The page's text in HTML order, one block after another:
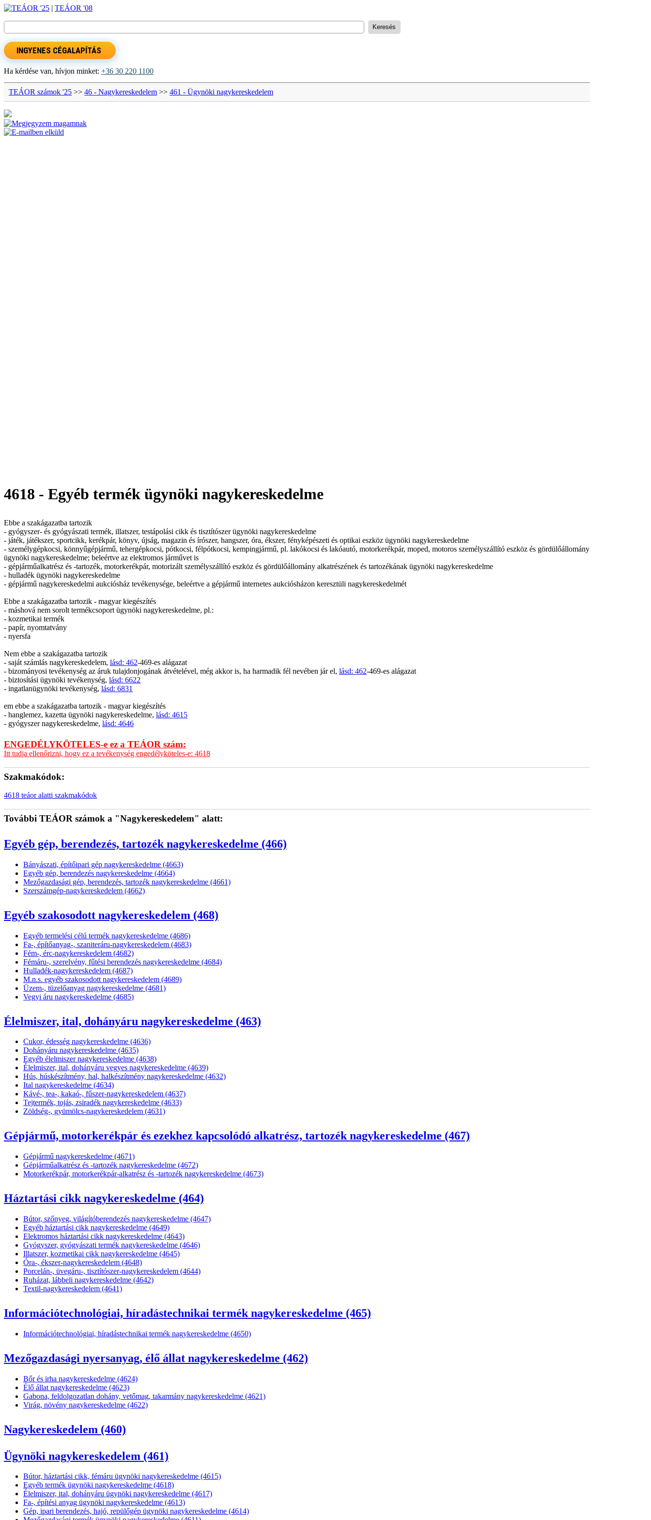
TEÁOR '25 | TEÁOR '08
INGYENES CÉGALAPÍTÁS
Ha kérdése van, hívjon minket: +36 30 220 1100
TEÁOR számok '25 >> 46 - Nagykereskedelem >> 461 - Ügynöki nagykereskedelem
4618 - Egyéb termék ügynöki nagykereskedelme
Ebbe a szakágazatba tartozik
- gyógyszer- és gyógyászati termék, illatszer, testápolási cikk és tisztítószer ügynöki nagykereskedelme
- játék, játékszer, sportcikk, kerékpár, könyv, újság, magazin és írószer, hangszer, óra, ékszer, fényképészeti és optikai eszköz ügynöki nagykereskedelme
- személygépkocsi, könnyűgépjármű, tehergépkocsi, pótkocsi, félpótkocsi, kempingjármű, pl. lakókocsi és lakóautó, motorkerékpár, moped, motoros személyszállító eszköz és gördülőállomány
ügynöki nagykereskedelme; beleértve az elektromos járművet is
- gépjárműalkatrész és -tartozék, motorkerékpár, motorizált személyszállító eszköz és gördülőállomány alkatrészének és tartozékának ügynöki nagykereskedelme
- hulladék ügynöki nagykereskedelme
- gépjármű nagykereskedelmi aukciósház tevékenysége, beleértve a gépjármű internetes aukciósházon keresztüli nagykereskedelmét
Ebbe a szakágazatba tartozik - magyar kiegészítés
- máshová nem sorolt termékcsoport ügynöki nagykereskedelme, pl.:
- kozmetikai termék
- papír, nyomtatvány
- nyersfa
Nem ebbe a szakágazatba tartozik
- saját számlás nagykereskedelem, lásd: 462-469-es alágazat
- bizományosi tevékenység az áruk tulajdonjogának átvételével, még akkor is, ha harmadik fél nevében jár el, lásd: 462-469-es alágazat
- biztosítási ügynöki tevékenység, lásd: 6622
- ingatlanügynöki tevékenység, lásd: 6831
em ebbe a szakágazatba tartozik - magyar kiegészítés
- hanglemez, kazetta ügynöki nagykereskedelme, lásd: 4615
- gyógyszer nagykereskedelme, lásd: 4646
ENGEDÉLYKÖTELES-e ez a TEÁOR szám:
Itt tudja ellenőrizni, hogy ez a tevékenység engedélyköteles-e: 4618
Szakmakódok:
4618 teáor alatti szakmakódok
További TEÁOR számok a "Nagykereskedelem" alatt:
Egyéb gép, berendezés, tartozék nagykereskedelme (466)
Bányászati, építőipari gép nagykereskedelme (4663)
Egyéb gép, berendezés nagykereskedelme (4664)
Mezőgazdasági gép, berendezés, tartozék nagykereskedelme (4661)
Szerszámgép-nagykereskedelem (4662)
Egyéb szakosodott nagykereskedelem (468)
Egyéb termelési célú termék nagykereskedelme (4686)
Fa-, építőanyag-, szaniteráru-nagykereskedelem (4683)
Fém-, érc-nagykereskedelem (4682)
Fémáru-, szerelvény, fűtési berendezés nagykereskedelme (4684)
Hulladék-nagykereskedelem (4687)
M.n.s. egyéb szakosodott nagykereskedelem (4689)
Üzem-, tüzelőanyag nagykereskedelme (4681)
Vegyi áru nagykereskedelme (4685)
Élelmiszer, ital, dohányáru nagykereskedelme (463)
Cukor, édesség nagykereskedelme (4636)
Dohányáru nagykereskedelme (4635)
Egyéb élelmiszer nagykereskedelme (4638)
Élelmiszer, ital, dohányáru vegyes nagykereskedelme (4639)
Hús, húskészítmény, hal, halkészítmény nagykereskedelme (4632)
Ital nagykereskedelme (4634)
Kávé-, tea-, kakaó-, fűszer-nagykereskedelem (4637)
Tejtermék, tojás, zsiradék nagykereskedelme (4633)
Zöldség-, gyümölcs-nagykereskedelem (4631)
Gépjármű, motorkerékpár és ezekhez kapcsolódó alkatrész, tartozék nagykereskedelme (467)
Gépjármű nagykereskedelme (4671)
Gépjárműalkatrész és -tartozék nagykereskedelme (4672)
Motorkerékpár, motorkerékpár-alkatrész és -tartozék nagykereskedelme (4673)
Háztartási cikk nagykereskedelme (464)
Bútor, szőnyeg, világítóberendezés nagykereskedelme (4647)
Egyéb háztartási cikk nagykereskedelme (4649)
Elektromos háztartási cikk nagykereskedelme (4643)
Gyógyszer, gyógyászati termék nagykereskedelme (4646)
Illatszer, kozmetikai cikk nagykereskedelme (4645)
Óra-, ékszer-nagykereskedelem (4648)
Porcelán-, üvegáru-, tisztítószer-nagykereskedelem (4644)
Ruházat, lábbeli nagykereskedelme (4642)
Textil-nagykereskedelem (4641)
Információtechnológiai, híradástechnikai termék nagykereskedelme (465)
Információtechnológiai, híradástechnikai termék nagykereskedelme (4650)
Mezőgazdasági nyersanyag, élő állat nagykereskedelme (462)
Bőr és irha nagykereskedelme (4624)
Élő állat nagykereskedelme (4623)
Gabona, feldolgozatlan dohány, vetőmag, takarmány nagykereskedelme (4621)
Virág, növény nagykereskedelme (4622)
Nagykereskedelem (460)
Ügynöki nagykereskedelem (461)
Bútor, háztartási cikk, fémáru ügynöki nagykereskedelme (4615)
Egyéb termék ügynöki nagykereskedelme (4618)
Élelmiszer, ital, dohányáru ügynöki nagykereskedelme (4617)
Fa-, építési anyag ügynöki nagykereskedelme (4613)
Gép, ipari berendezés, hajó, repülőgép ügynöki nagykereskedelme (4614)